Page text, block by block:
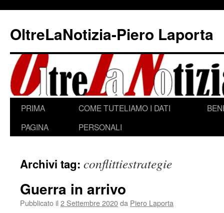
contenuto
OltreLaNotizia-Piero Laporta
PRIMA
PAGINA
COME TUTELIAMO I DATI
PERSONALI
Archivi tag: conflittiestrategie
Guerra in arrivo
Pubblicato il 2 Settembre 2020da Piero Laporta